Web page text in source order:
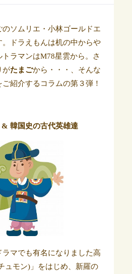
のソムリエ・小林ゴールドエ
ドラえもんは机の中からや
ラマンはM78星雲から。さ
がたまごから・・・、そんな
紹介するコラムの第３弾！
& 韓国史の古代英雄達
ラマでも有名になりました高
ュモン)」をはじめ、新羅の